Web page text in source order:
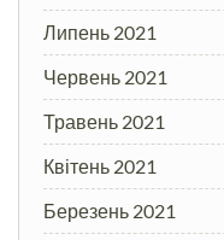
Липень 2021
Червень 2021
Травень 2021
Квітень 2021
Березень 2021